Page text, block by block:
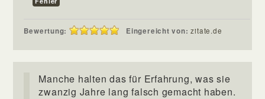
Bewertung: Eingereicht von:zitate.de
Manche halten das für Erfahrung, was sie
zwanzig Jahre lang falsch gemacht haben.